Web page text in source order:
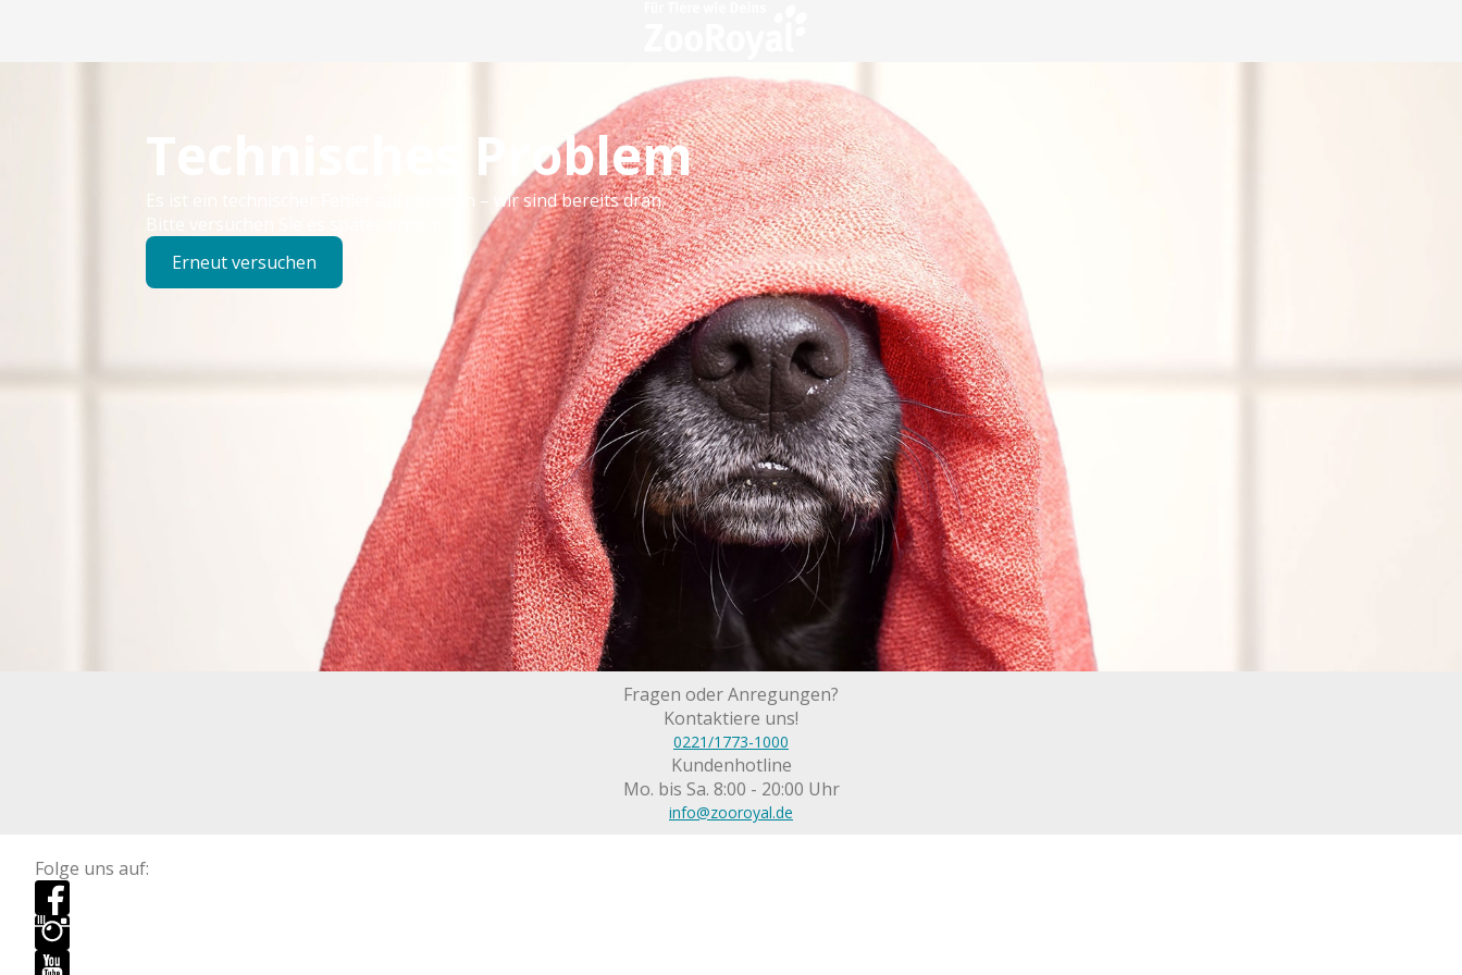
Technisches Problem
Es ist ein technischer Fehler aufgetreten – wir sind bereits dran.
Bitte versuchen Sie es später erneut.
Erneut versuchen
Fragen oder Anregungen?
Kontaktiere uns!
0221/1773-1000
Kundenhotline
Mo. bis Sa. 8:00 - 20:00 Uhr
info@zooroyal.de
Folge uns auf: